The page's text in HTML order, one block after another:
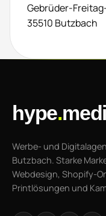
Gebrüder-
35510 Butzbach
hype.
Werbe- und
Butzbach. Starke
Webdesign, Shopify-
Printlösungen und